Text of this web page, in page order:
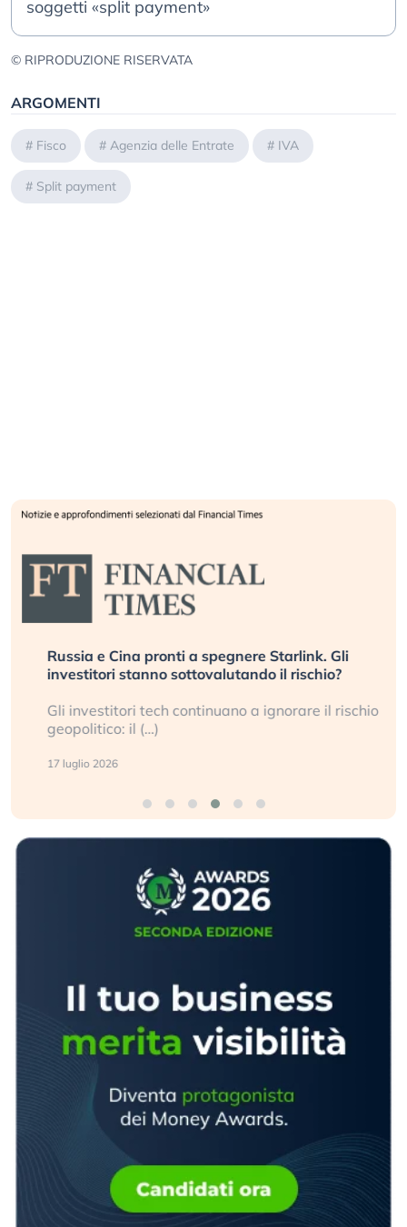
soggetti «split payment»
© RIPRODUZIONE RISERVATA
ARGOMENTI
# Fisco # Agenzia delle Entrate # IVA
# Split payment
Russia e Cina pronti a spegnere Starlink. Gli
investitori stanno sottovalutando il rischio?
Gli investitori tech continuano a ignorare il rischio
geopolitico: il (…)
17 luglio 2026